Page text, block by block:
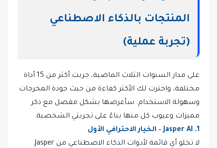
المنتجات بالذكاء الاصطناعي
(تجربة عملية)
على مدار السنوات الثلاث الماضية، جربت أكثر من 15 أداة
مختلفة، واخترت لك الأكثر كفاءة من حيث جودة المخرجات
وسهولة الاستخدام. سأعرضها بشكل مفصل مع ذكر
مميزات وعيوب كل منها بناءً على تجربتي الشخصية.
1. Jasper AI – الخيار الاحترافي الأول
لا تخلو أي قائمة لأدوات الذكاء الاصطناعي من Jasper.